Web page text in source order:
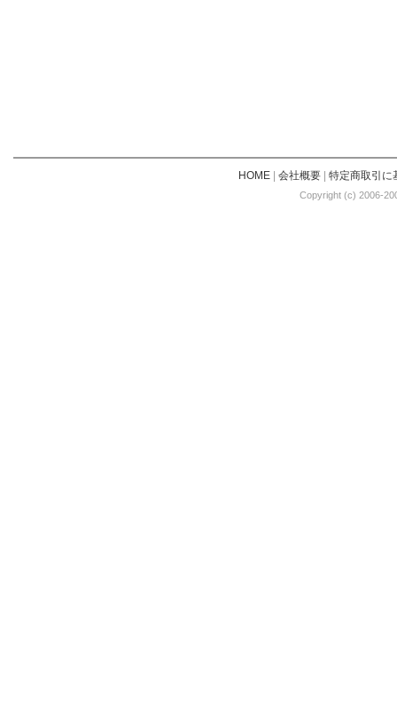
HOME| 会社概要| 特定商取引に
Copyright (c) 2006-